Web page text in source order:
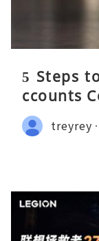
5 Steps
ccounts
treyrey